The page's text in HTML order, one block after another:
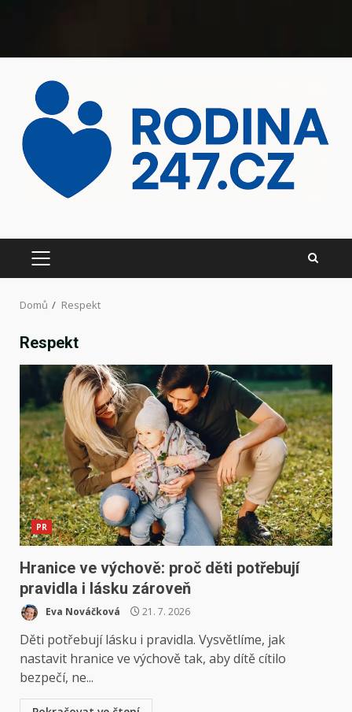
Domů Respekt
Respekt
PR
Hranice ve výchově: proč děti potřebují
pravidla i lásku zároveň
Eva Nováčková 21. 7. 2026
Děti potřebují lásku i pravidla. Vysvětlíme, jak
nastavit hranice ve výchově tak, aby dítě cítilo
bezpečí, ne...